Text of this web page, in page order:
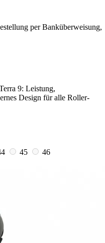
per Banküberweisung,
9: Leistung,
Design für alle Roller-
45
46